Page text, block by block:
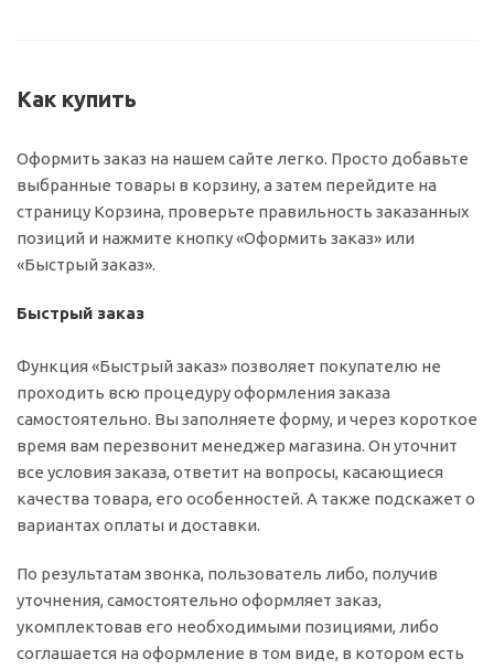
Как купить
Оформить заказ на нашем сайте легко. Просто добавьте
выбранные товары в корзину, а затем перейдите на
страницу Корзина, проверьте правильность заказанных
позиций и нажмите кнопку «Оформить заказ» или
«Быстрый заказ».
Быстрый заказ
Функция «Быстрый заказ» позволяет покупателю не
проходить всю процедуру оформления заказа
самостоятельно. Вы заполняете форму, и через короткое
время вам перезвонит менеджер магазина. Он уточнит
все условия заказа, ответит на вопросы, касающиеся
качества товара, его особенностей. А также подскажет о
вариантах оплаты и доставки.
По результатам звонка, пользователь либо, получив
уточнения, самостоятельно оформляет заказ,
укомплектовав его необходимыми позициями, либо
соглашается на оформление в том виде, в котором есть